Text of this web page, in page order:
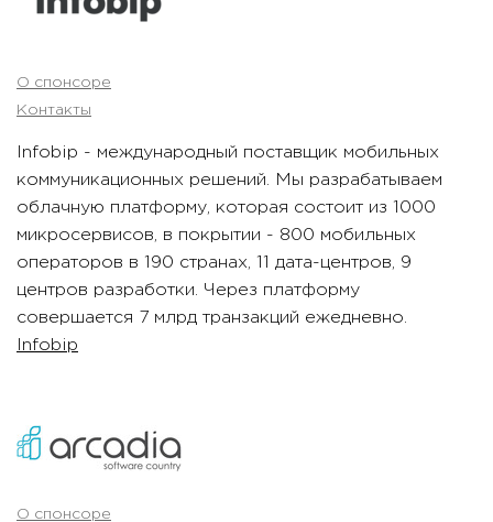
О спонсоре
Контакты
Infobip - международный поставщик мобильных
коммуникационных решений. Мы разрабатываем
облачную платформу, которая состоит из 1000
микросервисов, в покрытии - 800 мобильных
операторов в 190 странах, 11 дата-центров, 9
центров разработки. Через платформу
совершается 7 млрд транзакций ежедневно.
Infobip
О спонсоре